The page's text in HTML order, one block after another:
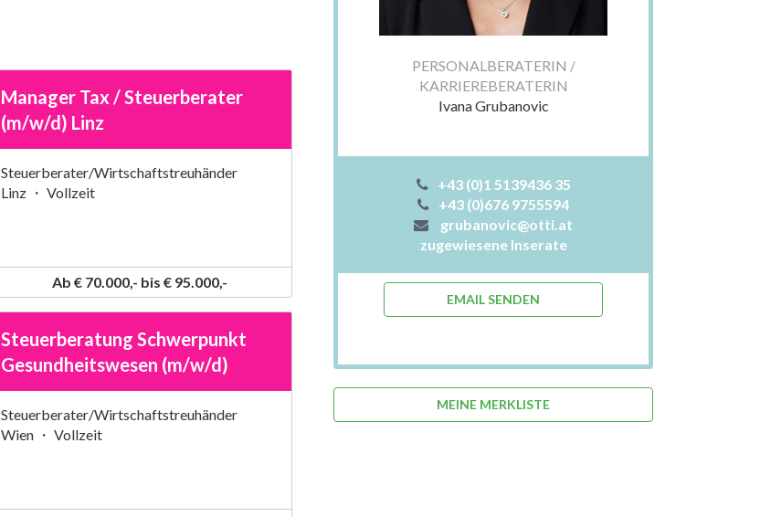
Manager Tax / Steuerberater
(m/w/d) Linz
Steuerberater/Wirtschaftstreuhänder
Linz ・ Vollzeit
Ab € 70.000,- bis € 95.000,-
Steuerberatung Schwerpunkt
Gesundheitswesen (m/w/d)
Steuerberater/Wirtschaftstreuhänder
Wien ・ Vollzeit
PERSONALBERATERIN /
KARRIEREBERATERIN
Ivana Grubanovic
+43 (0)1 5139436 35
+43 (0)676 9755594
grubanovic@otti.at
zugewiesene Inserate
EMAIL SENDEN
MEINE MERKLISTE